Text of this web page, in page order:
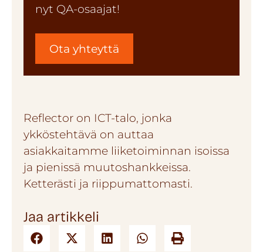
nyt QA-osaajat!
Ota yhteyttä
Reflector on ICT-talo, jonka
ykköstehtävä on auttaa
asiakkaitamme liiketoiminnan isoissa
ja pienissä muutoshankkeissa.
Ketterästi ja riippumattomasti.
Jaa artikkeli